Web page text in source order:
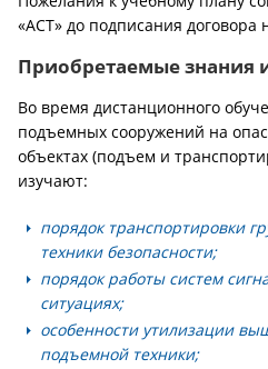
«АСТ» до подписания договора
Приобретаемые знания
Во время дистанционного
подъемных сооружений на
объектах (подъем и
изучают:
порядок транспортировки
техники безопасности;
порядок работы систем
ситуациях;
особенности утилизации
подъемной техники;